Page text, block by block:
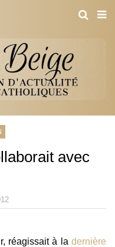
avec
réagissait à la dernière